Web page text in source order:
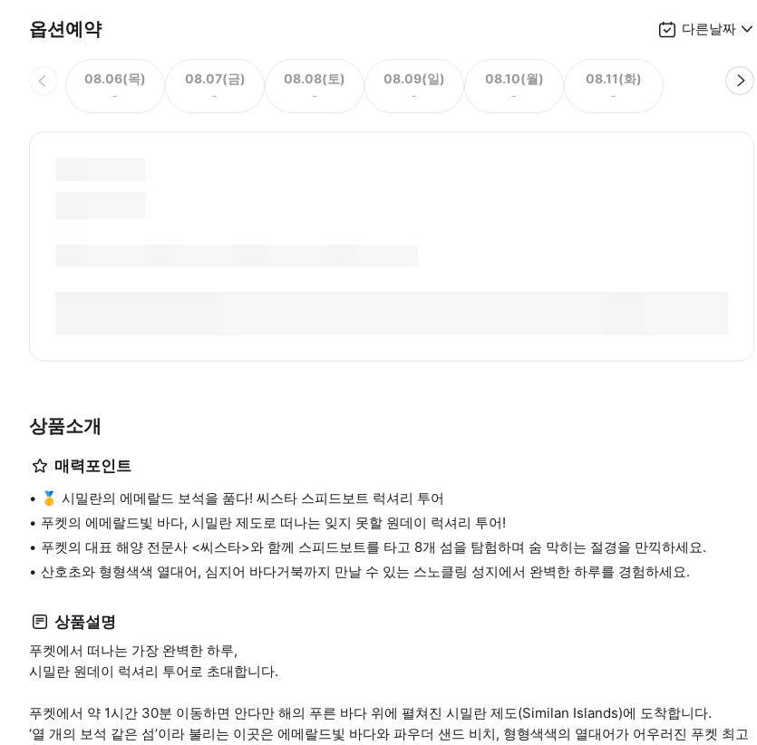
옵션예약 다른날짜
08.06(목)
-
08.07(금)
-
08.08(토)
-
08.09(일)
-
08.10(월)
-
08.11(화)
-
상품소개
매력포인트
🥇 시밀란의 에메랄드 보석을 품다! 씨스타 스피드보트 럭셔리 투어
푸켓의 에메랄드빛 바다, 시밀란 제도로 떠나는 잊지 못할 원데이 럭셔리 투어!
푸켓의 대표 해양 전문사 <씨스타>와 함께 스피드보트를 타고 8개 섬을 탐험하며 숨 막히는 절경을 만끽하세요.
산호초와 형형색색 열대어, 심지어 바다거북까지 만날 수 있는 스노클링 성지에서 완벽한 하루를 경험하세요.
상품설명
푸켓에서 떠나는 가장 완벽한 하루,
시밀란 원데이 럭셔리 투어로 초대합니다.
푸켓에서 약 1시간 30분 이동하면 안다만 해의 푸른 바다 위에 펼쳐진 시밀란 제도(Similan Islands)에 도착합니다.
‘열 개의 보석 같은 섬’이라 불리는 이곳은 에메랄드빛 바다와 파우더 샌드 비치, 형형색색의 열대어가 어우러진 푸켓 최고